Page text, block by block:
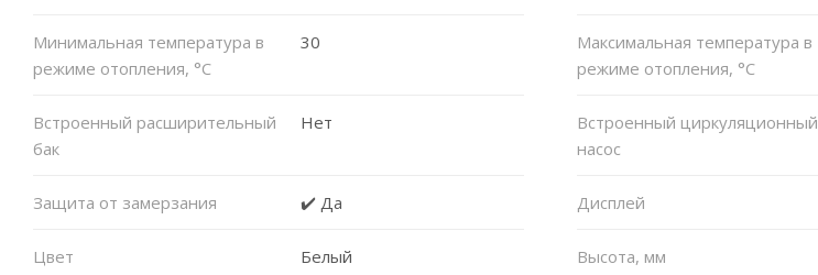
Минимальная температура в
режиме отопления, °C
30
Максимальная температура в
режиме отопления, °C
Встроенный расширительный
бак
Нет
Встроенный циркуляционный
насос
Защита от замерзания ✔️ Да Дисплей
Цвет Белый Высота, мм